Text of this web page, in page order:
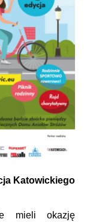
Katowickiego
mieli okazję